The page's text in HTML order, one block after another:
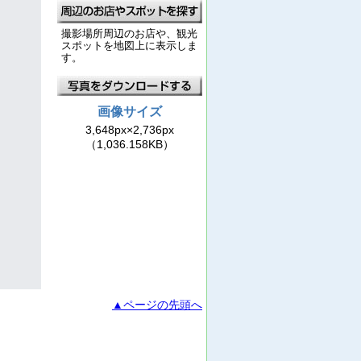
撮影場所周辺のお店や、観光
スポットを地図上に表示しま
す。
画像サイズ
3,648px×2,736px
（1,036.158KB）
▲ページの先頭へ